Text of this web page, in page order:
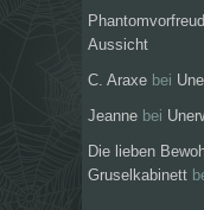
Aussicht
C. Araxe bei
Jeanne bei
Die lieben
Gruselkabinett